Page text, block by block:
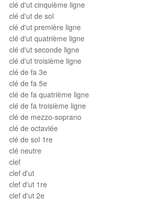
clé d'ut cinquième ligne
clé d'ut de sol
clé d'ut première ligne
clé d'ut quatrième ligne
clé d'ut seconde ligne
clé d'ut troisième ligne
clé de fa 3e
clé de fa 5e
clé de fa quatrième ligne
clé de fa troisième ligne
clé de mezzo-soprano
clé de octaviée
clé de sol 1re
clé neutre
clef
clef d'ut
clef d'ut 1re
clef d'ut 2e